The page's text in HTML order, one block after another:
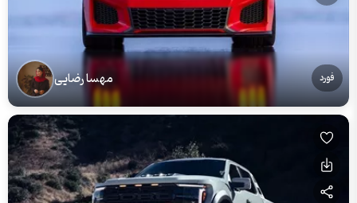
فورد مهسا رضایی